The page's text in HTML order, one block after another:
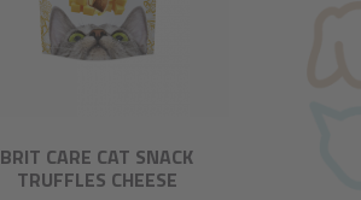
BRIT CARE CAT SNACK
TRUFFLES CHEESE